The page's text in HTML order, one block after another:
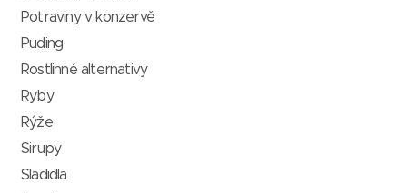
Potraviny v konzervě
Puding
Rostlinné alternativy
Ryby
Rýže
Sirupy
Sladidla